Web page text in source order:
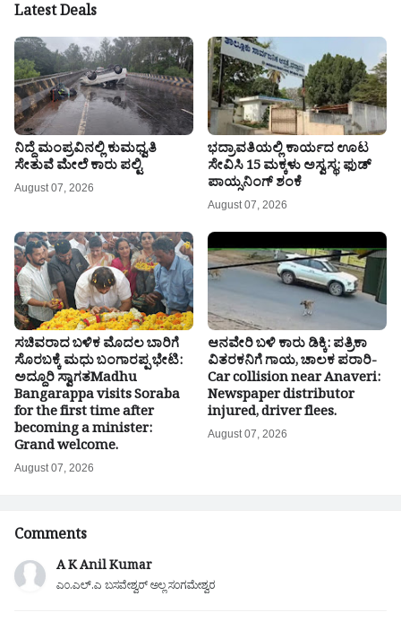
Latest Deals
ನಿದ್ದೆ ಮಂಪ್ರವಿನಲ್ಲಿ ಕುಮಧ್ವತಿ
ಸೇತುವೆ ಮೇಲೆ ಕಾರು ಪಲ್ಟಿ
August 07, 2026
ಭದ್ರಾವತಿಯಲ್ಲಿ ಕಾರ್ಯದ ಊಟ
ಸೇವಿಸಿ 15 ಮಕ್ಕಳು ಅಸ್ವಸ್ಥ: ಫುಡ್
ಪಾಯ್ಸನಿಂಗ್ ಶಂಕೆ
August 07, 2026
ಸಚಿವರಾದ ಬಳಿಕ ಮೊದಲ ಬಾರಿಗೆ
ಸೊರಬಕ್ಕೆ ಮಧು ಬಂಗಾರಪ್ಪ ಭೇಟಿ:
ಅದ್ದೂರಿ ಸ್ವಾಗತMadhu
Bangarappa visits Soraba
for the first time after
becoming a minister:
Grand welcome.
August 07, 2026
ಆನವೇರಿ ಬಳಿ ಕಾರು ಡಿಕ್ಕಿ: ಪತ್ರಿಕಾ
ವಿತರಕನಿಗೆ ಗಾಯ, ಚಾಲಕ ಪರಾರಿ-
Car collision near Anaveri:
Newspaper distributor
injured, driver flees.
August 07, 2026
Comments
A K Anil Kumar
ಎಂ.ಎಲ್.ಎ ಬಸವೇಶ್ವರ್ ಅಲ್ಲ ಸಂಗಮೇಶ್ವರ